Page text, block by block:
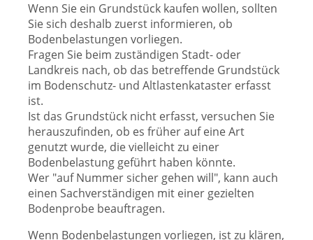
Wenn Sie ein Grundstück kaufen wollen, sollten
Sie sich deshalb zuerst informieren, ob
Bodenbelastungen vorliegen.
Fragen Sie beim zuständigen Stadt- oder
Landkreis nach, ob das betreffende Grundstück
im Bodenschutz- und Altlastenkataster erfasst
ist.
Ist das Grundstück nicht erfasst, versuchen Sie
herauszufinden, ob es früher auf eine Art
genutzt wurde, die vielleicht zu einer
Bodenbelastung geführt haben könnte.
Wer "auf Nummer sicher gehen will", kann auch
einen Sachverständigen mit einer gezielten
Bodenprobe beauftragen.
Wenn Bodenbelastungen vorliegen, ist zu klären,